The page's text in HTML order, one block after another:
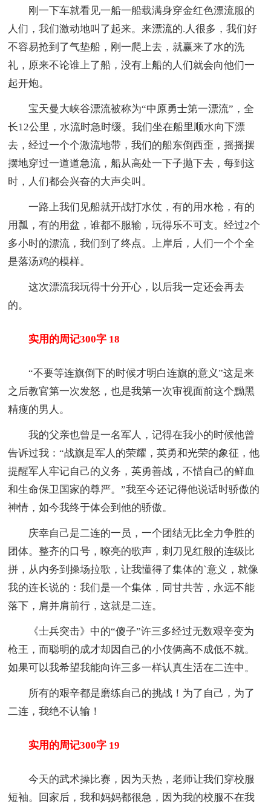
刚一下车就看见一船一船载满身穿金红色漂流服的
人们，我们激动地叫了起来。来漂流的.人很多，我们好
不容易抢到了气垫船，刚一爬上去，就赢来了水的洗
礼，原来不论谁上了船，没有上船的人们就会向他们一
起开炮。
宝天曼大峡谷漂流被称为“中原勇士第一漂流”，全
长12公里，水流时急时缓。我们坐在船里顺水向下漂
去，经过一个个激流地带，我们的船东倒西歪，摇摇摆
摆地穿过一道道急流，船从高处一下子抛下去，每到这
时，人们都会兴奋的大声尖叫。
一路上我们见船就开战打水仗，有的用水枪，有的
用瓢，有的用盆，谁都不服输，玩得乐不可支。经过2个
多小时的漂流，我们到了终点。上岸后，人们一个个全
是落汤鸡的模样。
这次漂流我玩得十分开心，以后我一定还会再去
的。
实用的周记300字 18
“不要等连旗倒下的时候才明白连旗的意义”这是来
之后教官第一次发怒，也是我第一次审视面前这个黝黑
精瘦的男人。
我的父亲也曾是一名军人，记得在我小的时候他曾
告诉过我：“战旗是军人的荣耀，英勇和光荣的象征，他
提醒军人牢记自己的义务，英勇善战，不惜自己的鲜血
和生命保卫国家的尊严。”我至今还记得他说话时骄傲的
神情，如今我终于体会到他的骄傲。
庆幸自己是二连的一员，一个团结无比全力争胜的
团体。整齐的口号，嘹亮的歌声，刺刀见红般的连级比
拼，从内务到操场拉歌，让我懂得了集体的`意义，就像
我的连长说的：我们是一个集体，同甘共苦，永远不能
落下，肩并肩前行，这就是二连。
《士兵突击》中的“傻子”许三多经过无数艰辛变为
枪王，而聪明的成才却因自己的小伎俩高不成低不就。
如果可以我希望我能向许三多一样认真生活在二连中。
所有的艰辛都是磨练自己的挑战！为了自己，为了
二连，我绝不认输！
实用的周记300字 19
今天的武术操比赛，因为天热，老师让我们穿校服
短袖。回家后，我和妈妈都很急，因为我的校服不在我